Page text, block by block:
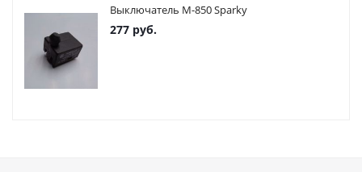
Выключатель М-850 Sparky
277 руб.